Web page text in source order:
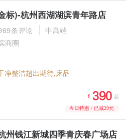
标)-杭州西湖湖滨青年路店
条评论
中高端
商圈
净整洁超出期待,床品
¥  起
今日特惠 / 已减29元
州钱江新城四季青庆春广场店